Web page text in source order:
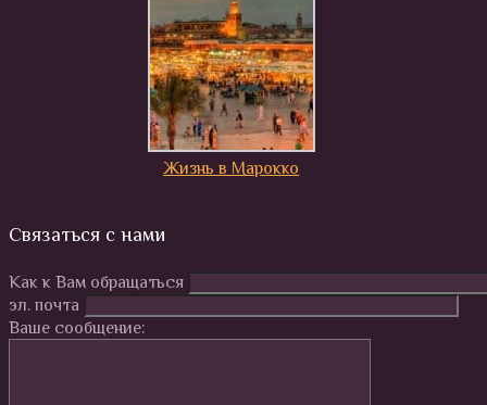
Жизнь в Марокко
Связаться с нами
Как к Вам обращаться
эл. почта
Ваше сообщение: